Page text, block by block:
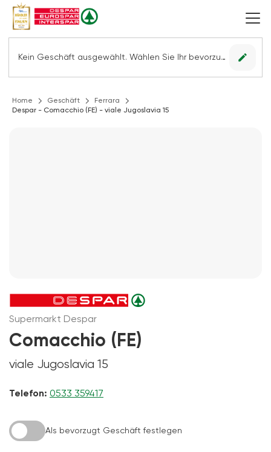
Kein Geschäft ausgewählt. Wählen Sie Ihr bevorzugtes Geschäft, um alle Angebote sehen zu können. edit
Home Geschäft
Ferrara
Despar - Comacchio (FE) - viale Jugoslavia 15
Supermarkt Despar
Comacchio (FE)
viale Jugoslavia 15
Telefon: 0533 359417
Als bevorzugt Geschäft festlegen